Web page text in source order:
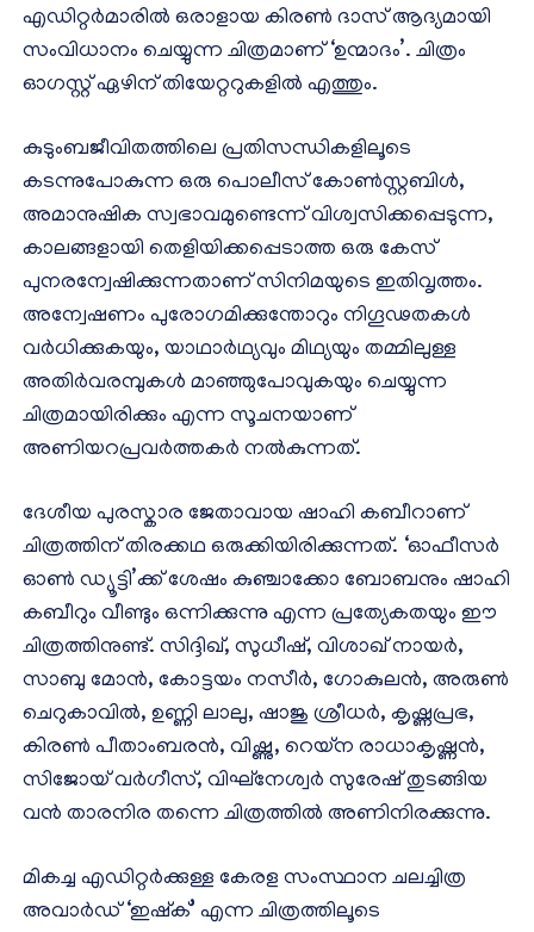
എഡിറ്റർമാരിൽ ഒരാളായ കിരൺ ദാസ് ആദ്യമായി
സംവിധാനം ചെയ്യുന്ന ചിത്രമാണ് ‘ഉന്മാദം’. ചിത്രം
ഓഗസ്റ്റ് ഏഴിന് തിയേറ്ററുകളിൽ എത്തും.
കുടുംബജീവിതത്തിലെ പ്രതിസന്ധികളിലൂടെ
കടന്നുപോകുന്ന ഒരു പൊലീസ് കോൺസ്റ്റബിൾ,
അമാനുഷിക സ്വഭാവമുണ്ടെന്ന് വിശ്വസിക്കപ്പെടുന്ന,
കാലങ്ങളായി തെളിയിക്കപ്പെടാത്ത ഒരു കേസ്
പുനരന്വേഷിക്കുന്നതാണ് സിനിമയുടെ ഇതിവൃത്തം.
അന്വേഷണം പുരോഗമിക്കുന്തോറും നിഗൂഢതകൾ
വർധിക്കുകയും, യാഥാർഥ്യവും മിഥ്യയും തമ്മിലുള്ള
അതിർവരമ്പുകൾ മാഞ്ഞുപോവുകയും ചെയ്യുന്ന
ചിത്രമായിരിക്കും എന്ന സൂചനയാണ്
അണിയറപ്രവർത്തകർ നൽകുന്നത്.
ദേശീയ പുരസ്കാര ജേതാവായ ഷാഹി കബീറാണ്
ചിത്രത്തിന് തിരക്കഥ ഒരുക്കിയിരിക്കുന്നത്. ‘ഓഫീസർ
ഓൺ ഡ്യൂട്ടി’ക്ക് ശേഷം കുഞ്ചാക്കോ ബോബനും ഷാഹി
കബീറും വീണ്ടും ഒന്നിക്കുന്നു എന്ന പ്രത്യേകതയും ഈ
ചിത്രത്തിനുണ്ട്. സിദ്ദിഖ്, സുധീഷ്, വിശാഖ് നായർ,
സാബു മോൻ, കോട്ടയം നസീർ, ഗോകുലൻ, അരുൺ
ചെറുകാവിൽ, ഉണ്ണി ലാലു, ഷാജു ശ്രീധർ, കൃഷ്ണപ്രഭ,
കിരൺ പീതാംബരൻ, വിഷ്ണു, റെയ്ന രാധാകൃഷ്ണൻ,
സിജോയ് വർഗീസ്, വിഘ്നേശ്വർ സുരേഷ് തുടങ്ങിയ
വൻ താരനിര തന്നെ ചിത്രത്തിൽ അണിനിരക്കുന്നു.
മികച്ച എഡിറ്റർക്കുള്ള കേരള സംസ്ഥാന ചലച്ചിത്ര
അവാർഡ് ‘ഇഷ്‌ക്’ എന്ന ചിത്രത്തിലൂടെ